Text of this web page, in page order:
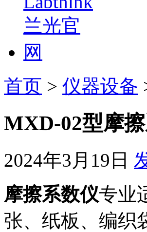
首页 > 仪器设备
MXD-02型摩
2024年3月19日
摩擦系数仪专业
张、纸板、编织